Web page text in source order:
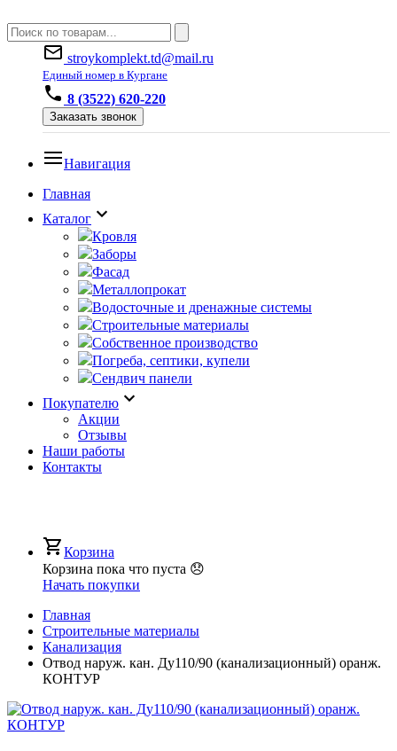
stroykomplekt.td@mail.ru
Единый номер в Кургане
8 (3522) 620-220
Заказать звонок
Навигация
Главная
Каталог
Кровля
Заборы
Фасад
Металлопрокат
Водосточные и дренажные системы
Строительные материалы
Собственное производство
Погреба, септики, купели
Сендвич панели
Покупателю
Акции
Отзывы
Наши работы
Контакты
Корзина
Корзина пока что пуста 😞
Начать покупки
Главная
Строительные материалы
Канализация
Отвод наруж. кан. Ду110/90 (канализационный) оранж.
КОНТУР